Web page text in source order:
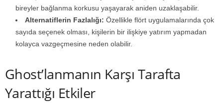
bireyler bağlanma korkusu yaşayarak aniden uzaklaşabilir.
Alternatiflerin Fazlalığı: Özellikle flört uygulamalarında çok
sayıda seçenek olması, kişilerin bir ilişkiye yatırım yapmadan
kolayca vazgeçmesine neden olabilir.
Ghost’lanmanın Karşı Tarafta
Yarattığı Etkiler